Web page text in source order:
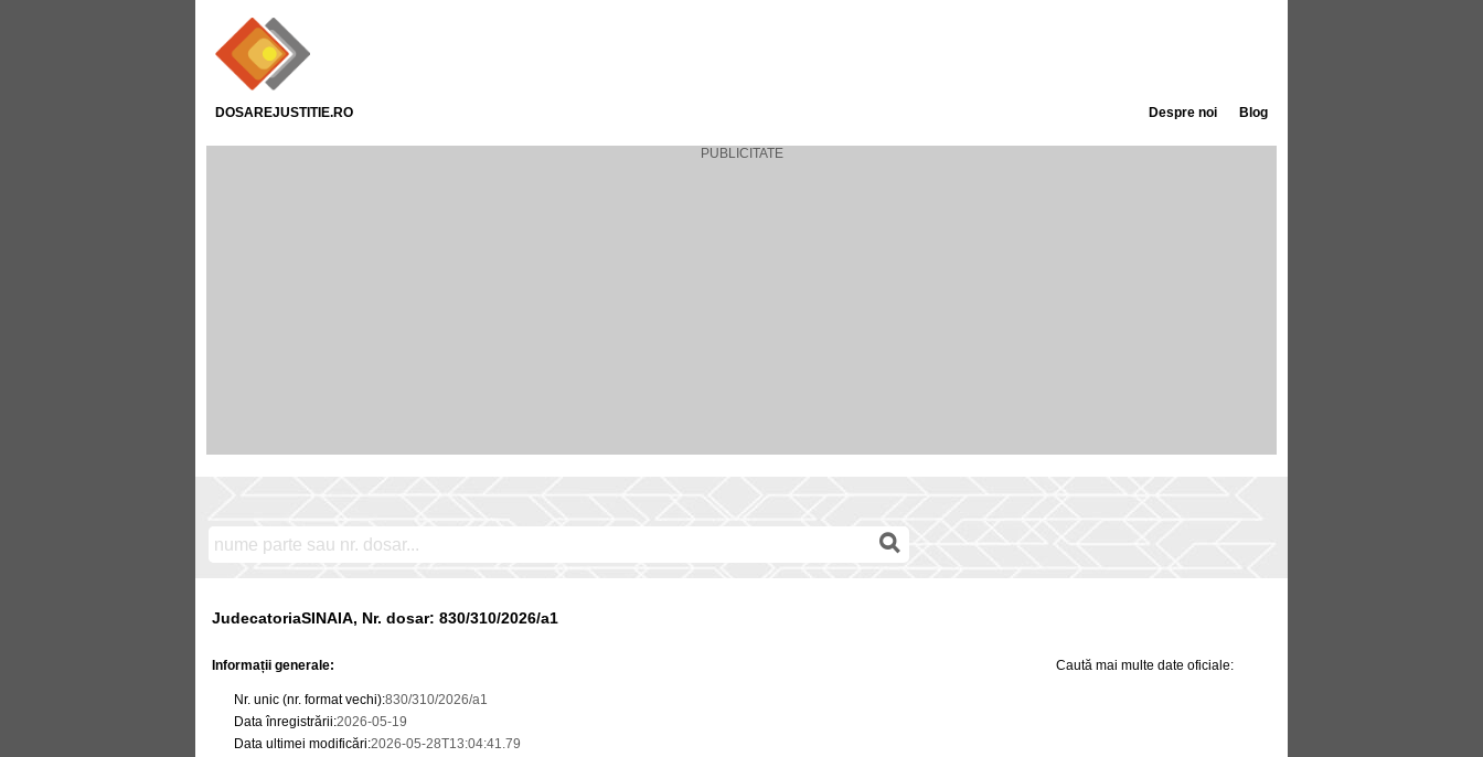
DOSAREJUSTITIE.RO Blog
Despre noi
JudecatoriaSINAIA, Nr. dosar: 830/310/2026/a1
Informații generale:
Nr. unic (nr. format vechi):830/310/2026/a1
Data înregistrării:2026-05-19
Data ultimei modificări:2026-05-28T13:04:41.79
Caută mai multe date oficiale: